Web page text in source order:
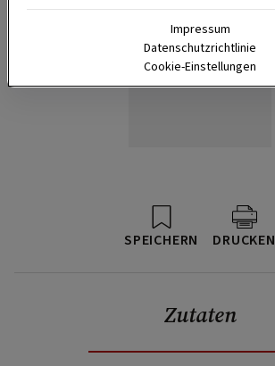
SPEICHERN DRUCKEN
Zutaten
Impressum
Datenschutzrichtlinie
Cookie-Einstellungen